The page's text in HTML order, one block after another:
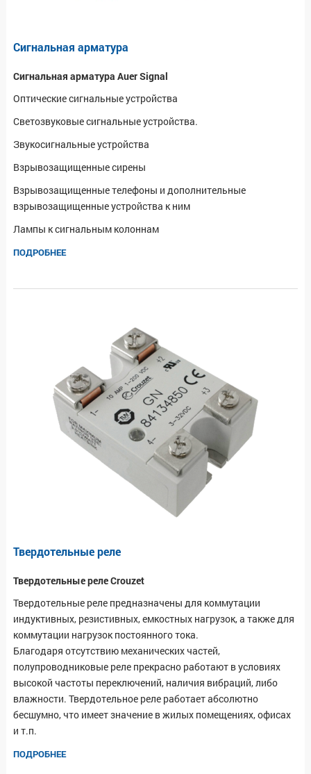
Сигнальная арматура
Сигнальная арматура Auer Signal
Оптические сигнальные устройства
Светозвуковые сигнальные устройства.
Звукосигнальные устройства
Взрывозащищенные сирены
Взрывозащищенные телефоны и дополнительные
взрывозащищенные устройства к ним
Лампы к сигнальным колоннам
ПОДРОБНЕЕ
Твердотельные реле
Твердотельные реле Crouzet
Твердотельные реле предназначены для коммутации
индуктивных, резистивных, емкостных нагрузок, а также для
коммутации нагрузок постоянного тока.
Благодаря отсутствию механических частей,
полупроводниковые реле прекрасно работают в условиях
высокой частоты переключений, наличия вибраций, либо
влажности. Твердотельное реле работает абсолютно
бесшумно, что имеет значение в жилых помещениях, офисах
и т.п.
ПОДРОБНЕЕ